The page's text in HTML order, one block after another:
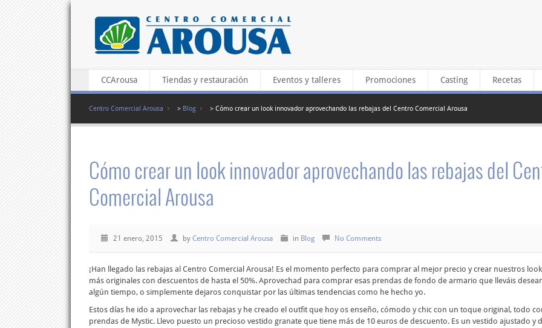
CCArousa Tiendas y restauración Eventos y talleres Promociones Casting Recetas
Centro Comercial Arousa > Blog > Cómo crear un look innovador aprovechando las rebajas del Centro Comercial Arousa
Cómo crear un look innovador aprovechando las rebajas del
Comercial Arousa
21 enero, 2015 by Centro Comercial Arousa in Blog No Comments
¡Han llegado las rebajas al Centro Comercial Arousa! Es el momento perfecto para comprar al mejor precio y crear nuestros
más originales con descuentos de hasta el 50%. Aprovechad para comprar esas prendas de fondo de armario que lleváis
algún tiempo, o simplemente dejaros conquistar por las últimas tendencias como he hecho yo.
Estos días he ido a aprovechar las rebajas y he creado el outfit que hoy os enseño, cómodo y chic con un toque original, todo
prendas de Mystic. Llevo puesto un precioso vestido granate que tiene más de 10 euros de descuento. Es un vestido ajustado y